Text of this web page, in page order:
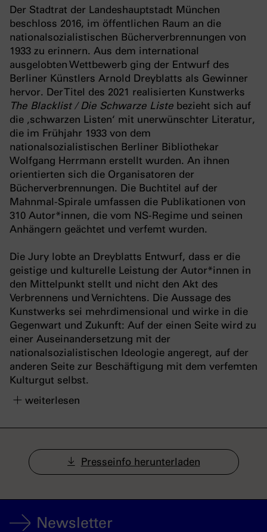
Der Stadtrat der Landeshauptstadt München
beschloss 2016, im öffentlichen Raum an die
nationalsozialistischen Bücherverbrennungen von
1933 zu erinnern. Aus dem international
ausgelobten Wettbewerb ging der Entwurf des
Berliner Künstlers Arnold Dreyblatts als Gewinner
hervor. Der Titel des 2021 realisierten Kunstwerks
The Blacklist / Die Schwarze Liste bezieht sich auf
die ‚schwarzen Listen‘ mit unerwünschter Literatur,
die im Frühjahr 1933 von dem
nationalsozialistischen Berliner Bibliothekar
Wolfgang Herrmann erstellt wurden. An ihnen
orientierten sich die Organisatoren der
Bücherverbrennungen. Die Buchtitel auf der
Mahnmal-Spirale umfassen die Publikationen von
310 Autor*innen, die vom NS-Regime und seinen
Anhängern geächtet und verfemt wurden.
Die Jury lobte an Dreyblatts Entwurf, dass er die
geistige und kulturelle Leistung der Autor*innen in
den Mittelpunkt stellt und nicht den Akt des
Verbrennens und Vernichtens. Die Aussage des
Kunstwerks sei mehrdimensional und wirke in die
Gegenwart und Zukunft: Auf der einen Seite wird zu
einer Auseinandersetzung mit der
nationalsozialistischen Ideologie angeregt, auf der
anderen Seite zur Beschäftigung mit dem verfemten
Kulturgut selbst.
weiterlesen
Presseinfo herunterladen
Newsletter